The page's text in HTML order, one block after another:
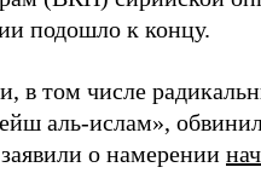
подошло к концу.
в том числе
аль-ислам»,
о намерении